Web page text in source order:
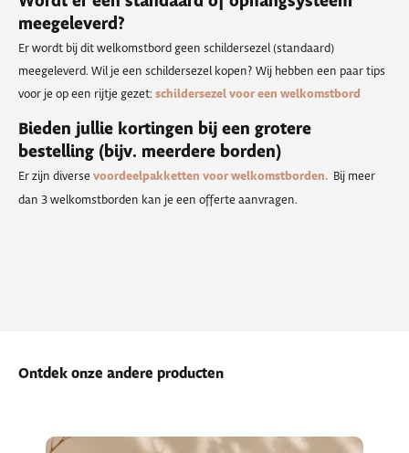
meegeleverd?
Er wordt bij dit welkomstbord geen schildersezel (standaard)
meegeleverd. Wil je een schildersezel kopen? Wij hebben een paar tips
voor je op een rijtje gezet: schildersezel voor een welkomstbord
Bieden jullie kortingen bij een grotere
bestelling (bijv. meerdere borden)
Er zijn diverse voordeelpakketten voor welkomstborden. Bij meer
dan 3 welkomstborden kan je een offerte aanvragen.
Ontdek onze andere producten